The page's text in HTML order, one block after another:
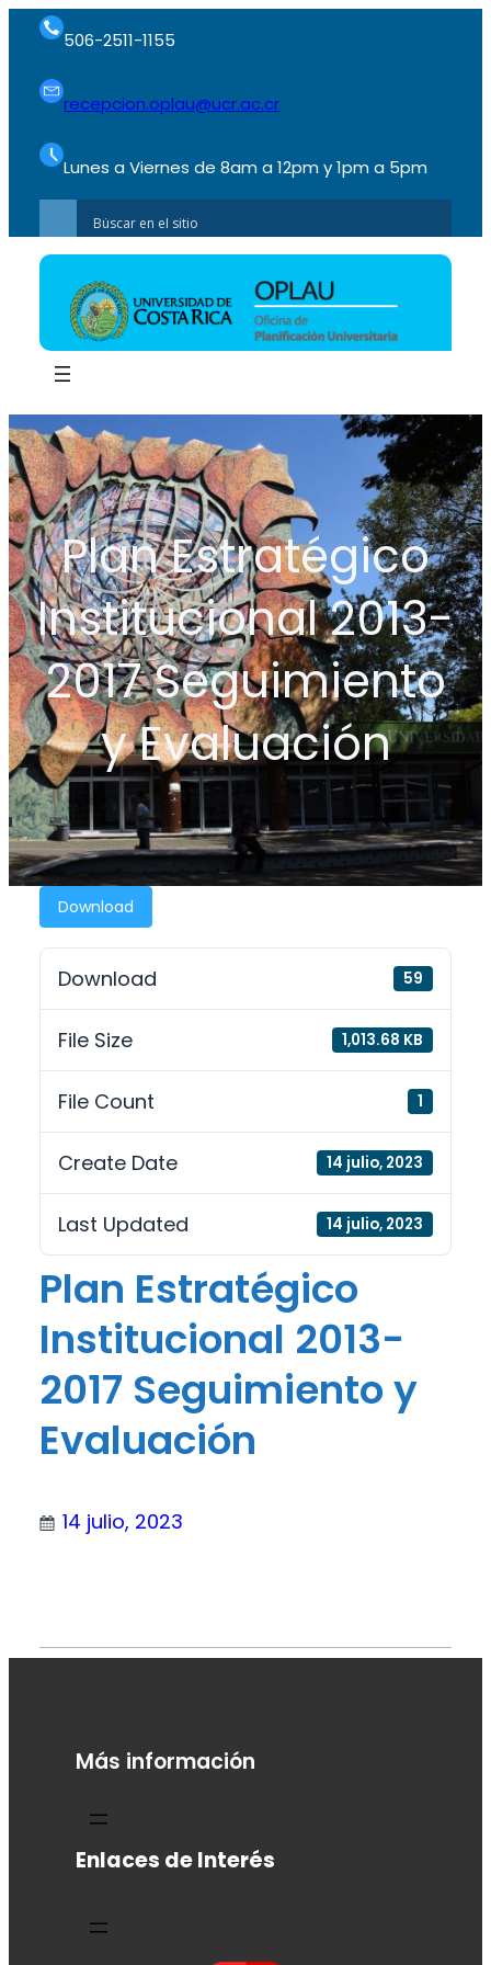
506-2511-1155
recepcion.oplau@ucr.ac.cr
Lunes a Viernes de 8am a 12pm y 1pm a 5pm
Plan Estratégico
Institucional 2013-
2017 Seguimiento
y Evaluación
Download
Download 59
File Size 1,013.68 KB
File Count 1
Create Date 14 julio, 2023
Last Updated 14 julio, 2023
Plan Estratégico
Institucional 2013-
2017 Seguimiento y
Evaluación
14 julio, 2023
Más información
Enlaces de Interés